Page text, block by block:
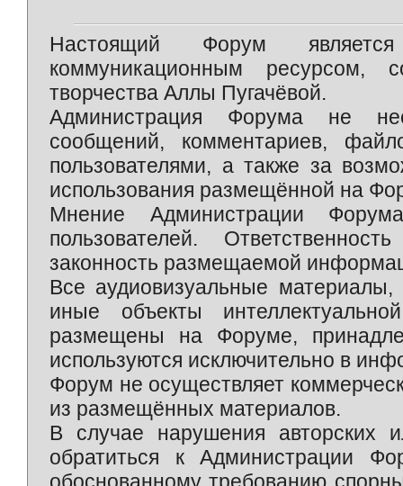
Настоящий Форум является
коммуникационным ресурсом,
творчества Аллы Пугачёвой.
Администрация Форума не
сообщений, комментариев,
пользователями, а также за
использования размещённой на
Мнение Администрации
пользователей.
законность размещаемой
Все аудиовизуальные
иные объекты
размещены на Форуме,
используются исключительно в
Форум не осуществляет
из размещённых материалов.
В случае нарушения авторских
обратиться к Администрации
обоснованному требованию